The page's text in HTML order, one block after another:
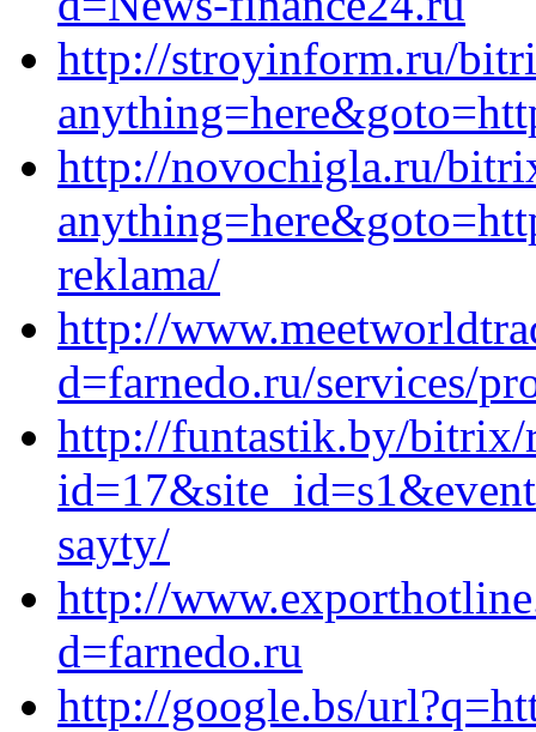
http://stroyinform.ru/
http://novochigla.ru/
reklama/
http://
d=farnedo.ru/services/
http://funtastik.by/bitrix/
sayty/
http://
d=farnedo.ru
http://google.bs/